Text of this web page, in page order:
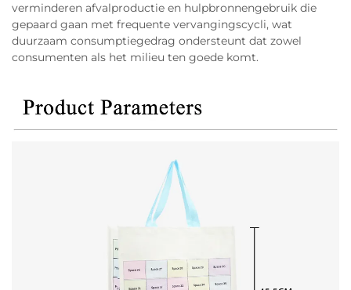
verminderen afvalproductie en hulpbronnengebruik die
gepaard gaan met frequente vervangingscycli, wat
duurzaam consumptiegedrag ondersteunt dat zowel
consumenten als het milieu ten goede komt.